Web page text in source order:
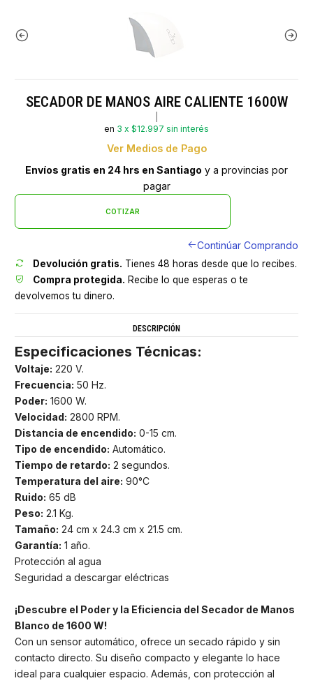
SECADOR DE MANOS AIRE CALIENTE 1600W
en 3 x $12.997 sin interés
Ver Medios de Pago
Envíos gratis en 24 hrs en Santiago y a provincias por
pagar
COTIZAR
Continúar Comprando
Devolución gratis. Tienes 48 horas desde que lo recibes.
Compra protegida. Recibe lo que esperas o te
devolvemos tu dinero.
DESCRIPCIÓN
Especificaciones Técnicas:
Voltaje: 220 V.
Frecuencia: 50 Hz.
Poder: 1600 W.
Velocidad: 2800 RPM.
Distancia de encendido: 0-15 cm.
Tipo de encendido: Automático.
Tiempo de retardo: 2 segundos.
Temperatura del aire: 90°C
Ruido: 65 dB
Peso: 2.1 Kg.
Tamaño: 24 cm x 24.3 cm x 21.5 cm.
Garantía: 1 año.
Protección al agua
Seguridad a descargar eléctricas
¡Descubre el Poder y la Eficiencia del Secador de Manos
Blanco de 1600 W!
Con un sensor automático, ofrece un secado rápido y sin
contacto directo. Su diseño compacto y elegante lo hace
ideal para cualquier espacio. Además, con protección al